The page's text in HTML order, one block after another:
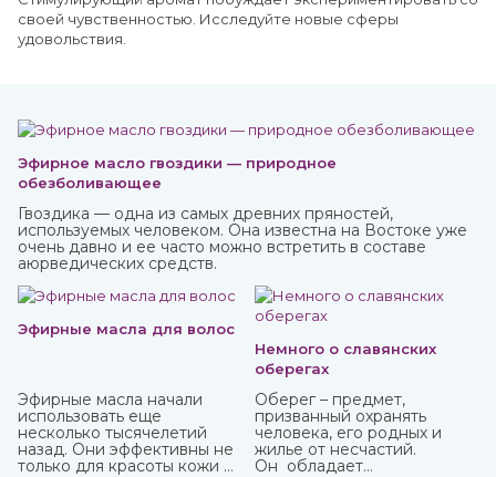
своей чувственностью. Исследуйте новые сферы
удовольствия.
Эфирное масло гвоздики — природное
обезболивающее
Гвоздика — одна из самых древних пряностей,
используемых человеком. Она известна на Востоке уже
очень давно и ее часто можно встретить в составе
аюрведических средств.
Эфирные масла для волос
Эфирные масла начали
использовать еще
несколько тысячелетий
назад. Они эффективны не
только для красоты кожи и
Немного о славянских
оберегах
Оберег – предмет,
призванный охранять
человека, его родных и
жилье от несчастий.
Он обладает